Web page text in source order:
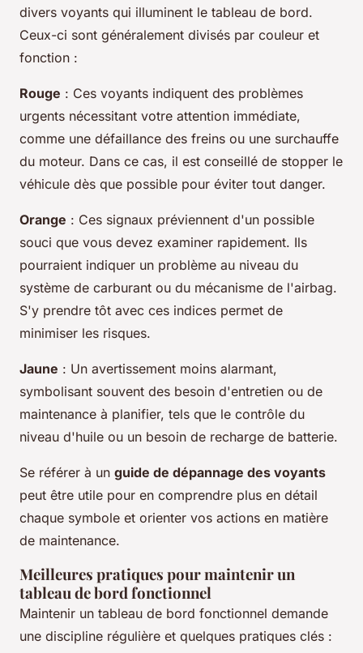
divers voyants qui illuminent le tableau de bord.
Ceux-ci sont généralement divisés par couleur et
fonction :
Rouge : Ces voyants indiquent des problèmes
urgents nécessitant votre attention immédiate,
comme une défaillance des freins ou une surchauffe
du moteur. Dans ce cas, il est conseillé de stopper le
véhicule dès que possible pour éviter tout danger.
Orange : Ces signaux préviennent d'un possible
souci que vous devez examiner rapidement. Ils
pourraient indiquer un problème au niveau du
système de carburant ou du mécanisme de l'airbag.
S'y prendre tôt avec ces indices permet de
minimiser les risques.
Jaune : Un avertissement moins alarmant,
symbolisant souvent des besoin d'entretien ou de
maintenance à planifier, tels que le contrôle du
niveau d'huile ou un besoin de recharge de batterie.
Se référer à un guide de dépannage des voyants
peut être utile pour en comprendre plus en détail
chaque symbole et orienter vos actions en matière
de maintenance.
Meilleures pratiques pour maintenir un
tableau de bord fonctionnel
Maintenir un tableau de bord fonctionnel demande
une discipline régulière et quelques pratiques clés :